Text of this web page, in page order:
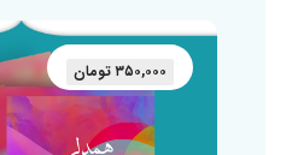
۳۵۰,۰۰۰ تومان